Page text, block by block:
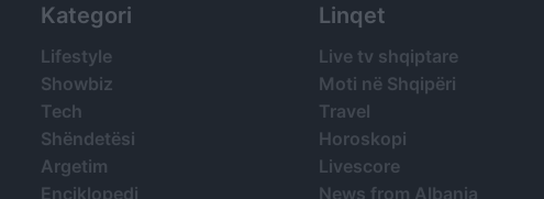
Kategori
Lifestyle
Showbiz
Tech
Shëndetësi
Argetim
Enciklopedi
Linqet
Live tv shqiptare
Moti në Shqipëri
Travel
Horoskopi
Livescore
News from Albania